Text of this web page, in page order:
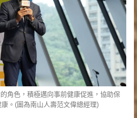
角色，積極邁向事前健康促進，協助保
。(圖為南山人壽范文偉總經理)